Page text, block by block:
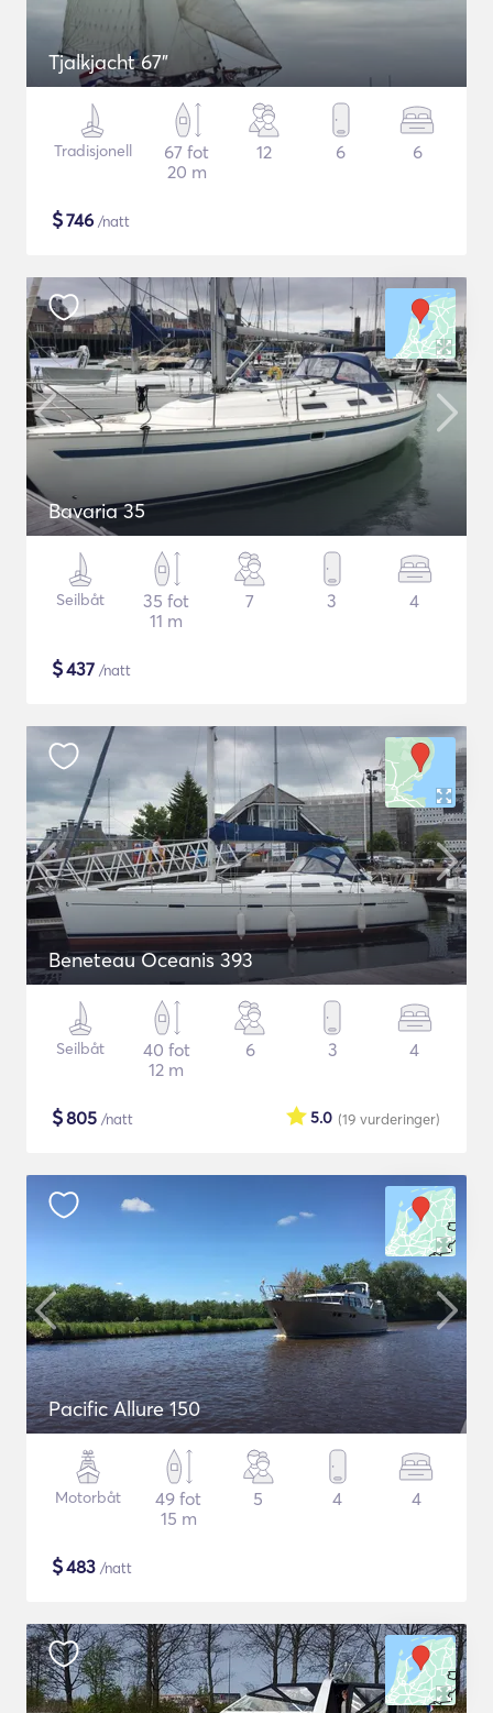
Tjalkjacht 67"
Tradisjonell
67 fot
20 m
12 6 6
$746 /natt
Bavaria 35
Seilbåt
35 fot
11 m
7 3 4
$437 /natt
Beneteau Oceanis 393
Seilbåt
40 fot
12 m
6 3 4
$805 /natt (19 vurderinger)
5.0
Pacific Allure 150
Motorbåt
49 fot
15 m
5 4 4
$483 /natt